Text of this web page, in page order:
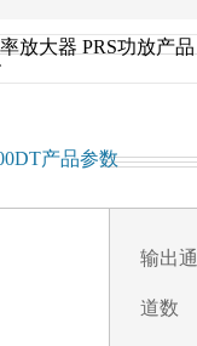
放 功率放大器 DANTE
产品参数
输出通
道数